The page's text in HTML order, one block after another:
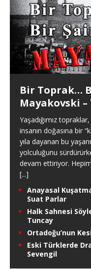
Bir Toprak…
Mayakovski
Yaşadığımız
insanın doğasına bir
yıla dayanan bu
yolculuğunu
devam ettiriyor.
[...]
Anayasal
Suat Parlar
Halk Sahnesi
Tuncay
Ortadoğu’nun
Eski Türklerde
Sevengil